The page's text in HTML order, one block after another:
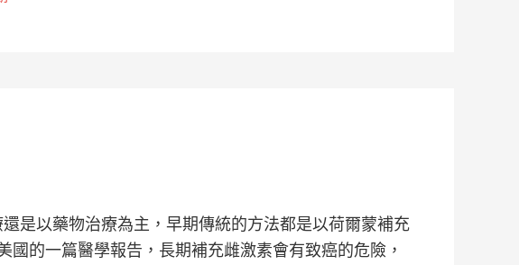
是以藥物治療為主，早期傳統的方法都是以荷爾蒙補充
國的一篇醫學報告，長期補充雌激素會有致癌的危險，